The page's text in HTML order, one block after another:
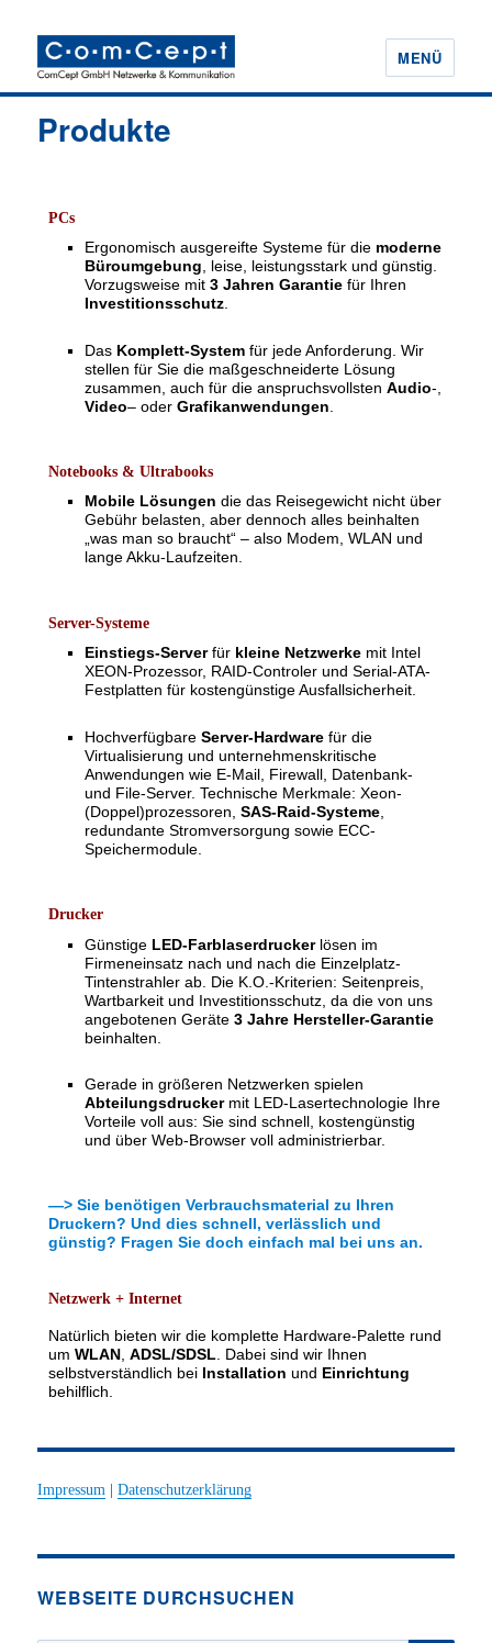
ComCept GmbH
MENÜ
Produkte
PCs
Ergonomisch ausgereifte Systeme für die moderne
Büroumgebung, leise, leistungsstark und günstig.
Vorzugsweise mit 3 Jahren Garantiefür Ihren
Investitionsschutz.
Das Komplett-Systemfür jede Anforderung. Wir
stellen für Sie die maßgeschneiderte Lösung
zusammen, auch für die anspruchsvollsten Audio-,
Video– oder Grafikanwendungen
Notebooks & Ultrabooks
Mobile Lösungen die das Reisegewicht nicht über
Gebühr belasten, aber dennoch alles beinhalten
„was man so braucht“ – also Modem, WLAN und
lange Akku-Laufzeiten.
Server-Systeme
Einstiegs-Serverfür kleine Netzwerkemit Intel
XEON-Prozessor, RAID-Controler und Serial-ATA-
Festplatten für kostengünstige Ausfallsicherheit.
Hochverfügbare Server-Hardwarefür die
Virtualisierung und unternehmenskritische
Anwendungen wie E-Mail, Firewall, Datenbank-
und File-Server. Technische Merkmale: Xeon-
(Doppel)prozessoren, SAS-Raid-Systeme,
redundante Stromversorgung sowie ECC-
Speichermodule.
Drucker
Günstige LED-Farblaserdruckerlösen im
Firmeneinsatz nach und nach die Einzelplatz-
Tintenstrahler ab. Die K.O.-Kriterien: Seitenpreis,
Wartbarkeit und Investitionsschutz, da die von uns
angebotenen Geräte 3 Jahre Hersteller-Garantie
beinhalten.
Gerade in größeren Netzwerken spielen
Abteilungsdruckermit LED-Lasertechnologie Ihre
Vorteile voll aus: Sie sind schnell, kostengünstig
und über Web-Browser voll administrierbar.
—> Sie benötigen Verbrauchsmaterial zu Ihren
Druckern? Und dies schnell, verlässlich und
günstig? Fragen Sie doch einfach mal bei uns an.
Netzwerk + Internet
Natürlich bieten wir die komplette Hardware-Palette rund
umWLAN ,ADSL/SDSL . Dabei sind wir Ihnen
selbstverständlich bei Installation und Einrichtung
behilflich.
Impressum |Datenschutzerklärung
WEBSEITE DURCHSUCHEN